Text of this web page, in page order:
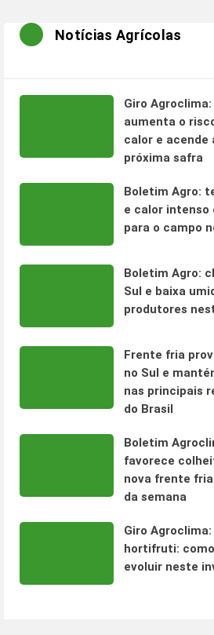
Notícias Agrícolas
Giro Agroclima:
aumenta o
calor e acende
próxima safra
Boletim Agro:
e calor intenso
para o campo
Boletim Agro:
Sul e baixa
produtores
Frente fria
no Sul e
nas principais
do Brasil
Boletim
favorece
nova frente
da semana
Giro
hortifruti:
evoluir neste